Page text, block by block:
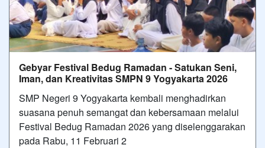
Gebyar Festival Bedug Ramadan - Satukan Seni,
Iman, dan Kreativitas SMPN 9 Yogyakarta 2026
SMP Negeri 9 Yogyakarta kembali menghadirkan
suasana penuh semangat dan kebersamaan melalui
Festival Bedug Ramadan 2026 yang diselenggarakan
pada Rabu, 11 Februari 2